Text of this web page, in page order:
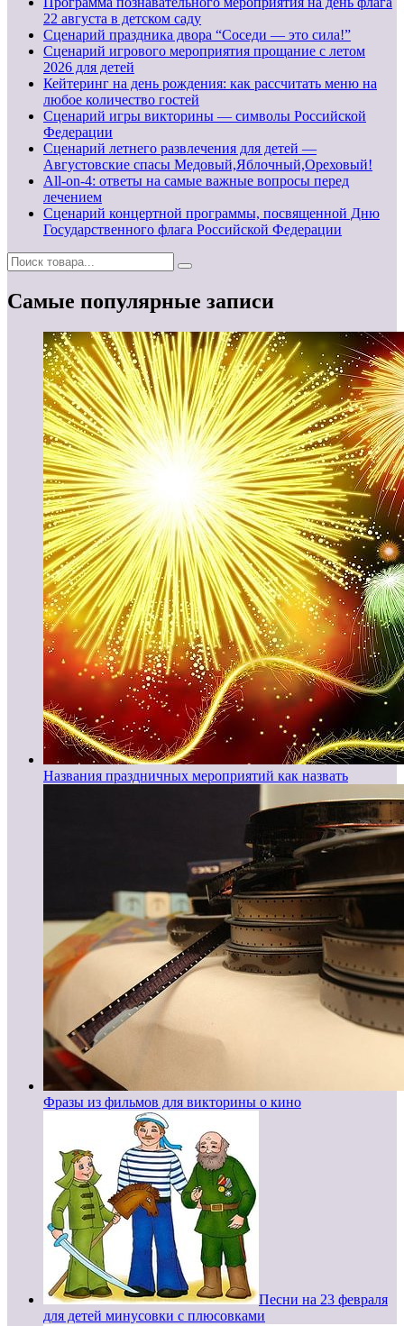
22 августа в детском саду
Сценарий праздника двора “Соседи — это сила!”
Сценарий игрового мероприятия прощание с летом
2026 для детей
Кейтеринг на день рождения: как рассчитать меню на
любое количество гостей
Сценарий игры викторины — символы Российской
Федерации
Сценарий летнего развлечения для детей —
Августовские спасы Медовый,Яблочный,Ореховый!
All-on-4: ответы на самые важные вопросы перед
лечением
Сценарий концертной программы, посвященной Дню
Государственного флага Российской Федерации
Самые популярные записи
Названия праздничных мероприятий как назвать
Фразы из фильмов для викторины о кино
Песни на 23 февраля
для детей минусовки с плюсовками